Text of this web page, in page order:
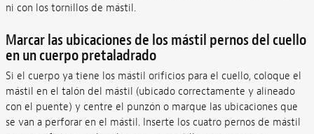
ni con los tornillos de mástil.
Marcar las ubicaciones de los mástil pernos del cuello
en un cuerpo pretaladrado
Si el cuerpo ya tiene los mástil orificios para el cuello, coloque el
mástil en el talón del mástil (ubicado correctamente y alineado
con el puente) y centre el punzón o marque las ubicaciones que
se van a perforar en el mástil. Inserte los cuatro pernos de mástil